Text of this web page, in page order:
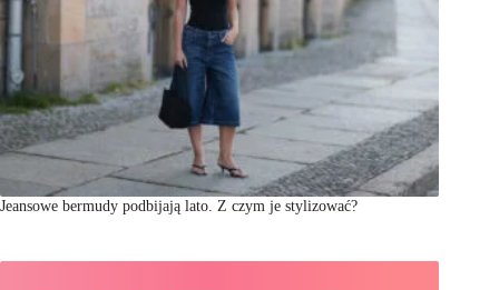
Jeansowe bermudy podbijają lato. Z czym je stylizować?